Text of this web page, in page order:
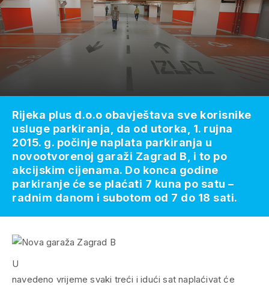
U
navedeno vrijeme svaki treći i idući sat naplaćivat će
Rijeka plus d.o.o obavještava sve korisnike
usluge parkiranja, da od utorka, 1. rujna
2015. g. počinje naplata parkiranja u
novootvorenoj garaži Zagrad B, i to po
akcijskim cijenama. Do konca godine
parkiranje će se plaćati 7 kuna po satu –
radnim danom i subotom od 7 do 18 sati.